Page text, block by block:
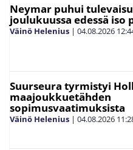
Neymar puhui
joulukuussa edessä iso
Väinö Helenius | 04.08.2026
Suurseura tyrmistyi
maajoukkuetähden
sopimusvaatimuksista
Väinö Helenius | 04.08.2026